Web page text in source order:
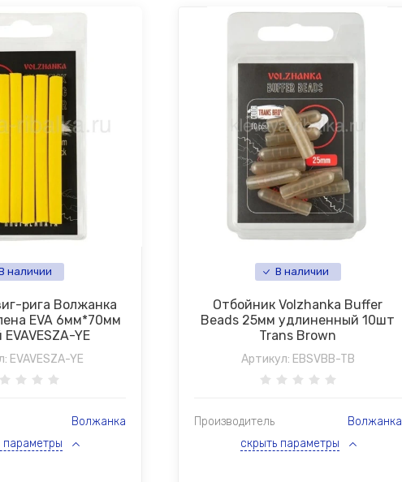
наличии
рига Волжанка
EVA 6мм*70мм
YE
EVAVESZA-YE
Волжанка
параметры
В наличии
Отбойник Volzhanka Buffer
Beads 25мм удлиненный 10шт
Trans Brown
Артикул: EBSVBB-TB
Производитель
Волжанка
скрыть параметры